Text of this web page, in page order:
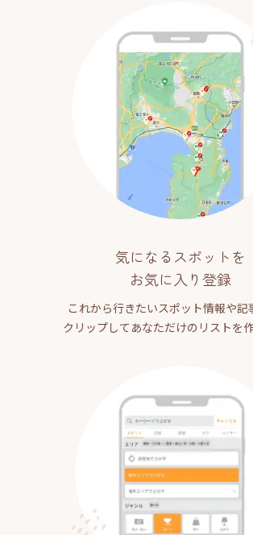
気になるスポットを
お気に入り登録
これから行きたいスポット情報や記
クリップしてあなただけのリストを作